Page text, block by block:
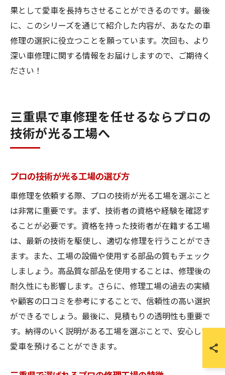
果として愛車を長持ちさせることができるのです。最後
に、このシリーズを通じて紹介した内容が、あなたの車
修理の選択に役立つことを願っています。次回も、より
深い車修理に関する情報をお届けしますので、ご期待く
ださい！
三重県で車修理を任せるならプロの
技術が光る工場へ
プロの技術が光る工場の選び方
車修理を依頼する際、プロの技術が光る工場を選ぶこと
は非常に重要です。まず、技術者の資格や経験を確認す
ることが必要です。資格を持った技術者が在籍する工場
は、最新の技術を駆使し、適切な修理を行うことができ
ます。また、工場の設備や使用する部品の質もチェック
しましょう。高品質な部品を使用することは、修理後の
耐久性にも影響します。さらに、修理工場の過去の実績
や顧客の口コミを参考にすることで、信頼性の高い選択
ができるでしょう。最後に、見積もりの透明性も重要で
す。納得のいく説明がある工場を選ぶことで、安心して
愛車を預けることができます。